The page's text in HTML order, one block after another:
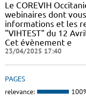
Le COREVIH
webinaires dont
informations et les
"VIHTEST" du 12
Cet évènement e
23/04/2025 17:40
PAGES
relevance: